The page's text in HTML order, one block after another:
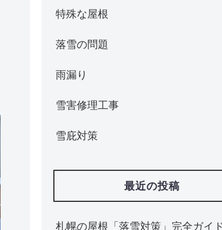
特殊な屋根
落雪の問題
雨漏り
雪害修理工事
雪庇対策
最近の投稿
札幌の屋根「落雪対策」完全ガイ